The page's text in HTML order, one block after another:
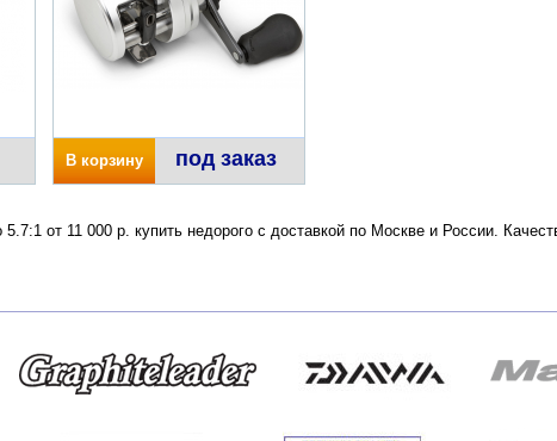
В корзину под заказ
от 11 000 р. купить недорого с доставкой по Москве и России.